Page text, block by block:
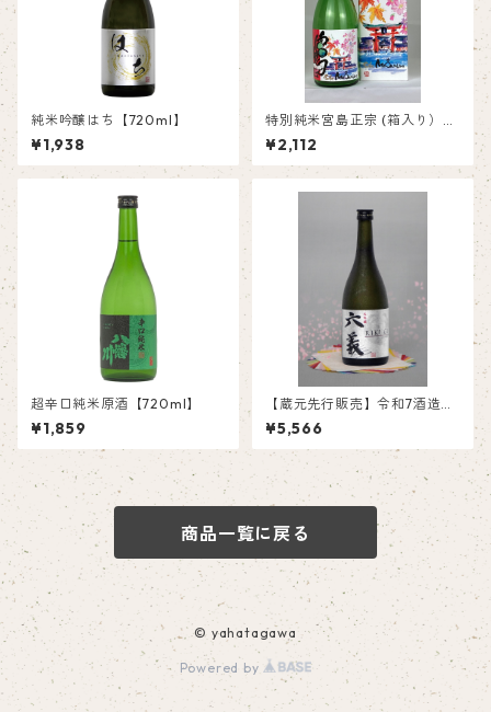
純米吟醸はち【720ml】
¥1,938
特別純米宮島正宗 (箱入り）
【720ml】
¥2,112
超辛口純米原酒【720ml】
¥1,859
【蔵元先行販売】令和7酒造年
度 全国新酒鑑評会 入賞受
賞 六義 大吟醸 箱入り【720
ml】
¥5,566
商品一覧に戻る
© yahatagawa
Powered by